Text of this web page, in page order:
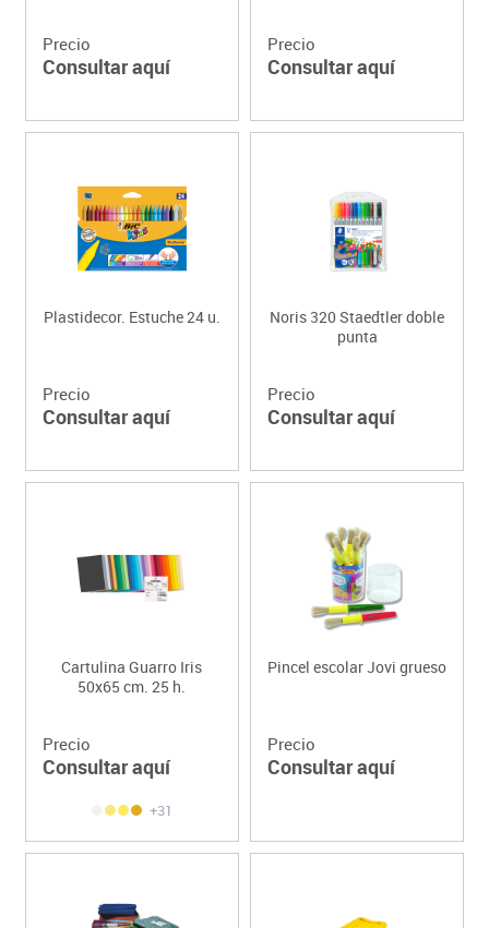
Precio
Consultar aquí
Precio
Consultar aquí
Plastidecor. Estuche 24 u.
Precio
Consultar aquí
Noris 320 Staedtler doble
punta
Precio
Consultar aquí
Cartulina Guarro Iris
50x65 cm. 25 h.
Precio
Consultar aquí
+31
Pincel escolar Jovi grueso
Precio
Consultar aquí